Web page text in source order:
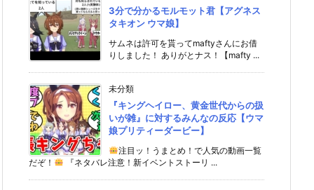
3分で分かるモルモット君【アグネス
タキオン ウマ娘】
サムネは許可を貰ってmaftyさんにお借
りしました！ ありがとナス！【mafty ...
未分類
『キングヘイロー、黄金世代からの扱
いが雑』に対するみんなの反応【ウマ
娘プリティーダービー】
注目ッ！うまとめ！で人気の動画一覧
だぞ！
『ネタバレ注意！新イベントストーリ ...